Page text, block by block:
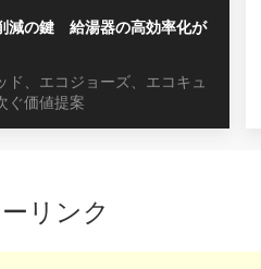
減の鍵 給湯器の高効率化が
ド、エコジョーズ、エコキュ
ぐ価値提案
リンク